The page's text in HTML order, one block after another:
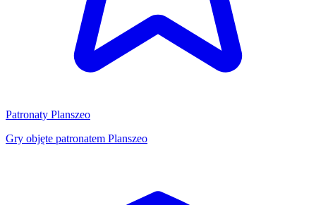
Patronaty Planszeo
Gry objęte patronatem Planszeo